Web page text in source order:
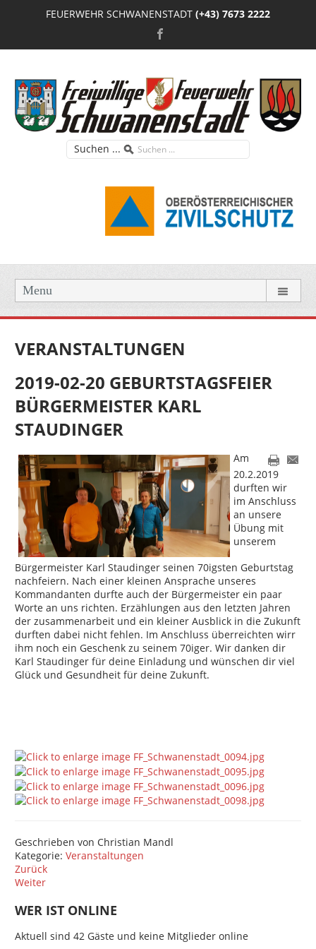
FEUERWEHR SCHWANENSTADT (+43) 7673 2222
Suchen ...
Menu
VERANSTALTUNGEN
2019-02-20 GEBURTSTAGSFEIER
BÜRGERMEISTER KARL
STAUDINGER
Am
20.2.2019
durften wir
im Anschluss
an unsere
Übung mit
unserem
Bürgermeister Karl Staudinger seinen 70igsten Geburtstag
nachfeiern. Nach einer kleinen Ansprache unseres
Kommandanten durfte auch der Bürgermeister ein paar
Worte an uns richten. Erzählungen aus den letzten Jahren
der zusammenarbeit und ein kleiner Ausblick in die Zukunft
durften dabei nicht fehlen. Im Anschluss überreichten wirr
ihm noch ein Geschenk zu seinem 70iger. Wir danken dir
Karl Staudinger für deine Einladung und wünschen dir viel
Glück und Gesundheit für deine Zukunft.
Geschrieben von Christian Mandl
Kategorie:Veranstaltungen
Zurück
Weiter
WER IST ONLINE
Aktuell sind 42 Gäste und keine Mitglieder online